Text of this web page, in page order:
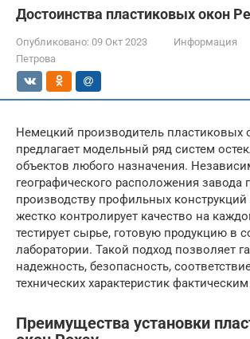
Достоинства пластиковых окон
Опубликовано: 09 Окт 2023 Информация
Петрова
Немецкий производитель пластиковых
предлагает модельный ряд систем
объектов любого назначения.
географического расположения завода
производству профильных
жестко контролирует качество на
тестирует сырье, готовую продукцию в
лаборатории. Такой подход позволяет
надежность, безопасность,
технических характеристик
Преимущества установки